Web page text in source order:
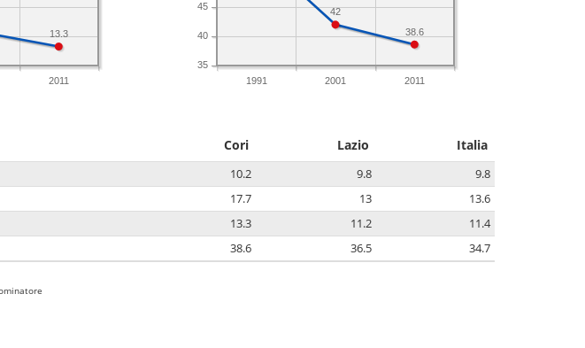
2011
13.3
1991 2001 2011
35
40
45
38.6
42
Cori Lazio Italia
10.2 9.8
9.8
17.7 13
13.6
13.3 11.2
11.4
38.6 36.5 34.7